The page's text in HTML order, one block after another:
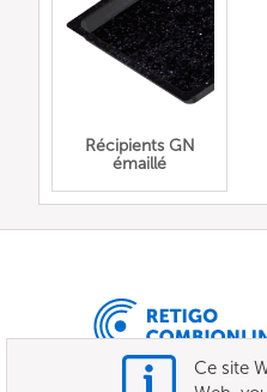
Récipients GN
émaillé
Ce site